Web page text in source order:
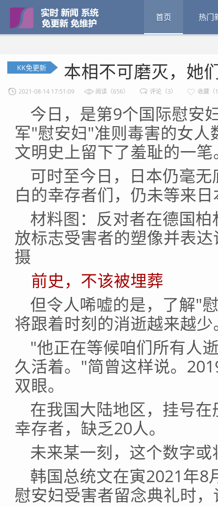
首页 热门
KK免更新 本相不可磨灭，她
2021-08-14 17:51:09 阅读（656） 评论（3） 收藏（
今日，是第9个国际慰安
军"慰安妇"准则毒害的女
文明史上留下了羞耻的一笔
可时至今日，日本仍毫
白的幸存者们，仍未等来
材料图：反对者在德国
放标志受害者的塑像并表
摄
前史，不该被埋葬
但令人唏嘘的是，了解"
将跟着时刻的消逝越来越少
"他正在等候咱们所有人
久活着。"简曾这样说。
双眼。
在我国大陆地区，挂号
幸存者，缺乏20人。
未来某一刻，这个数字
韩国总统文在寅2021年8
慰安妇受害者留念典礼时